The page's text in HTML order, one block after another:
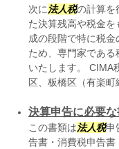
次に 法人税の計算を
た決算残高や税金
成の段階で特に税
ため、専門家であ
いたします。 CIMA
区、板橋区（有楽町
決算申告に必要
この書類は法人税申
告書・消費税申告